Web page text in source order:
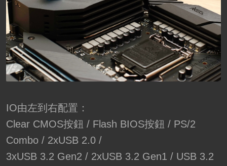
IO由左到右配置：
Clear CMOS按鈕 / Flash BIOS按鈕 / PS/2
Combo / 2xUSB 2.0 /
3xUSB 3.2 Gen2 / 2xUSB 3.2 Gen1 / USB 3.2